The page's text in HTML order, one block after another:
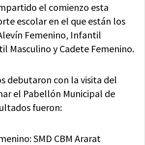
el comienzo esta
escolar en el que están los
Femenino, Infantil
Masculino y Cadete Femenino.
debutaron con la visita del
el Pabellón Municipal de
fueron:
SMD CBM Ararat